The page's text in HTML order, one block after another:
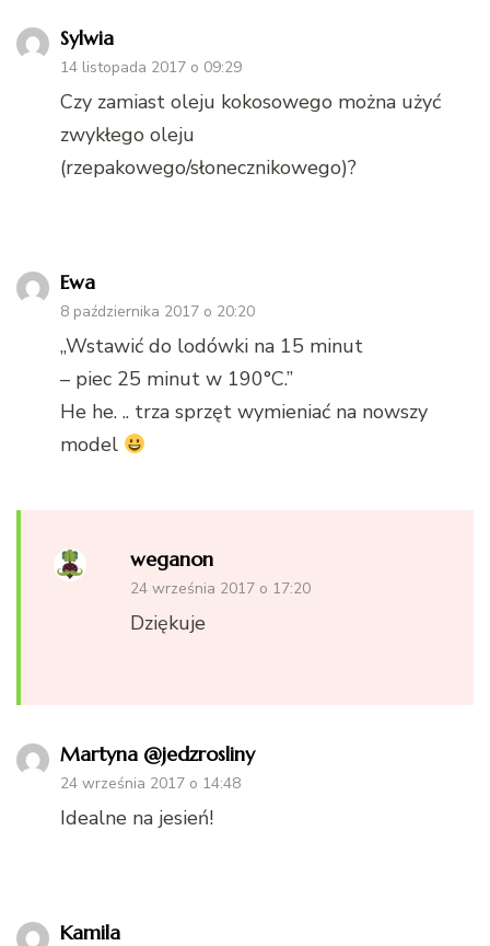
Sylwia
14 listopada 2017 o 09:29
Czy zamiast oleju kokosowego można użyć
zwykłego oleju
(rzepakowego/słonecznikowego)?
Ewa
8 października 2017 o 20:20
„Wstawić do lodówki na 15 minut
– piec 25 minut w 190°C.”
He he. .. trza sprzęt wymieniać na nowszy
model
weganon
24 września 2017 o 17:20
Dziękuje
Martyna @jedzrosliny
24 września 2017 o 14:48
Idealne na jesień!
Kamila